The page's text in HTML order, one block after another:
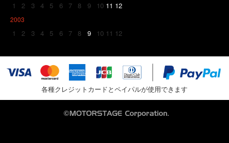
1 2 3 4 5 6 7 8 9 10 11 12
2003
1 2 3 4 5 6 7 8 9 10 11 12
各種クレジットカードとペイパルが使用できます